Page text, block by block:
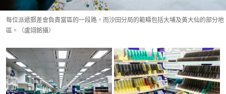
每位派遞郵差會負責當區的一段路，而沙田分局的範疇包括大埔及黃大仙的部分地
區。（盧翊銘攝）